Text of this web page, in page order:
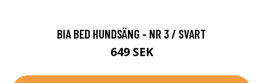
BIA BED HUNDSÄNG - NR 3 / SVART
649 SEK